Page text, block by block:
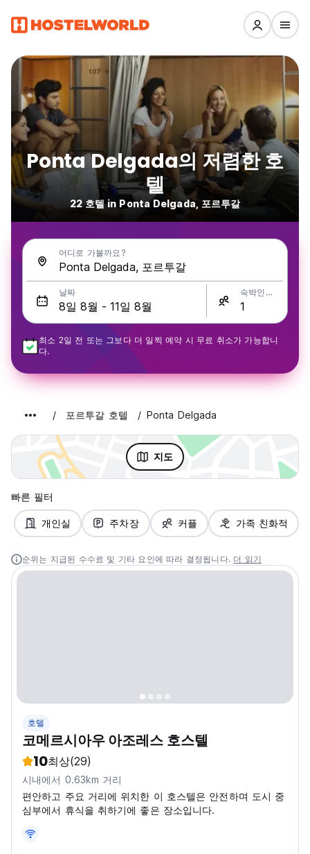
Ponta Delgada의 저렴한 호
텔
22 호텔 in Ponta Delgada, 포르투갈
어디로 가볼까요?
날짜 숙박인원
최소 2일 전 또는 그보다 더 일찍 예약 시 무료 취소가 가능합니
다.
포르투갈 호텔 Ponta Delgada
지도
빠른 필터
개인실 주차장 커플 가족 친화적
순위는 지급된 수수료 및 기타 요인에 따라 결정됩니다. 더 읽기
호텔
코메르시아우 아조레스 호스텔
10최상(29)
시내에서 0.63km 거리
편안하고 주요 거리에 위치한 이 호스텔은 안전하며 도시 중
심부에서 휴식을 취하기에 좋은 장소입니다.